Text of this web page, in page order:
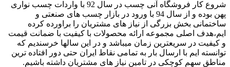
شروع کار فروشگاه آنی چسب در سال 92 با واردات چسب نواری
پهن بوده و از سال 94 با ورود در بازار چسب های صنعتی و
ساختمانی بخش بزرگی از نیاز های مشتریان را براورده کرده
ایم،هدف اصلی مجموعه ارائه محصولات با کیفیت با ضمانت قیمت
و کیفیت در سریعترین زمان میباشد و در این سالها خرسندیم که
توانسته ایم با ارسال بار به تمامی نقاط ایران حتی دور افتاده ترین
مناطق سهم کوچکی در تامین نیاز های مشتریان داشته باشیم.